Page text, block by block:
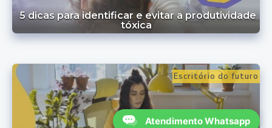
5 dicas para identificar e evitar a produtividade
tóxica ​
Escritório do futuro
Atendimento Whatsapp